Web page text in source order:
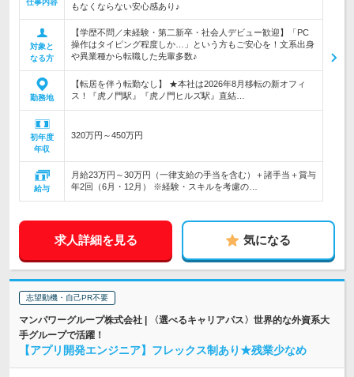
仕事内容
もなくならない安心感あり♪
対象と
なる方
【学歴不問／未経験・第二新卒・社会人デビュー歓迎】「PC
操作はタイピング程度しか…」という方もご安心を！文系出身
や異業種から転職した先輩多数♪
勤務地
【転居を伴う転勤なし】 ★本社は2026年8月移転の新オフィ
ス！『虎ノ門駅』『虎ノ門ヒルズ駅』直結…
初年度
年収
320万円～450万円
給与
月給23万円～30万円（一律支給の手当を含む）＋諸手当＋賞与
年2回（6月・12月） ※経験・スキルを考慮の…
求人詳細を見る 気になる
志望動機・自己PR不要
マンパワーグループ株式会社 | 〈選べるキャリアパス〉世界的な外資系大
手グループで活躍！
【アプリ開発エンジニア】フレックス制あり★残業少なめ